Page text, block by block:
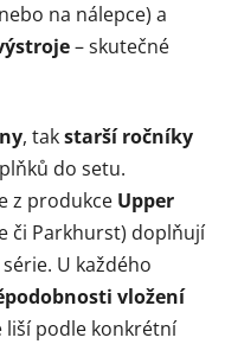
na nálepce) a
– skutečné
, takstarší ročníky
do setu.
z produkce Upper
či Parkhurst) doplňují
U každého
vložení
liší podle konkrétní